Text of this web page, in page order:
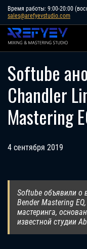
Skip
content
Время работы: 9:00-20:00
sales@arefyevstudio.com
Softube
Chandler
Mastering
4 сентября 2019
Softube объявили о
Bender Mastering
мастеринга,
известной студии